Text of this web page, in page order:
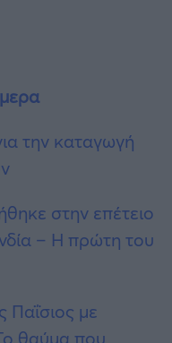
την καταγωγή
στην επέτειο
– Η πρώτη του
με
θαύμα που